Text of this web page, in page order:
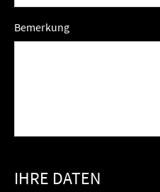
Bemerkung
IHRE DATEN